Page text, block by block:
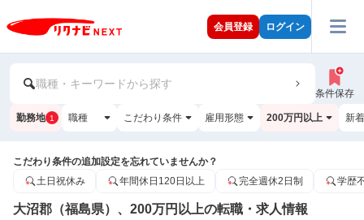
会員登録 ログイン
職種・キーワードから探す
条件保存
勤務地 1 職種 こだわり条件 雇用形態 200万円以上 新
こだわり条件の追加設定を忘れていませんか？
土日祝休み
年間休日120日以上 完全週休2日制 学歴
大沼郡（福島県）、200万円以上の転職・求人情報